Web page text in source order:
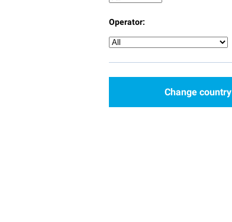
Operator:
Change country